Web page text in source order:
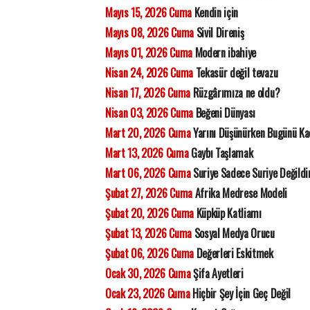
Mayıs 15, 2026 CumaKendin için
Mayıs 08, 2026 CumaSivil Direniş
Mayıs 01, 2026 CumaModern ibahiye
Nisan 24, 2026 CumaTekasür değil tevazu
Nisan 17, 2026 CumaRüzgârımıza ne oldu?
Nisan 03, 2026 CumaBeğeni Dünyası
Mart 20, 2026 CumaYarını Düşünürken Bugünü
Mart 13, 2026 CumaGaybı Taşlamak
Mart 06, 2026 CumaSuriye Sadece Suriye
Şubat 27, 2026 CumaAfrika Medrese Modeli
Şubat 20, 2026 CumaKüpküp Katliamı
Şubat 13, 2026 CumaSosyal Medya Orucu
Şubat 06, 2026 CumaDeğerleri Eskitmek
Ocak 30, 2026 CumaŞifa Ayetleri
Ocak 23, 2026 CumaHiçbir Şey İçin Geç Değil